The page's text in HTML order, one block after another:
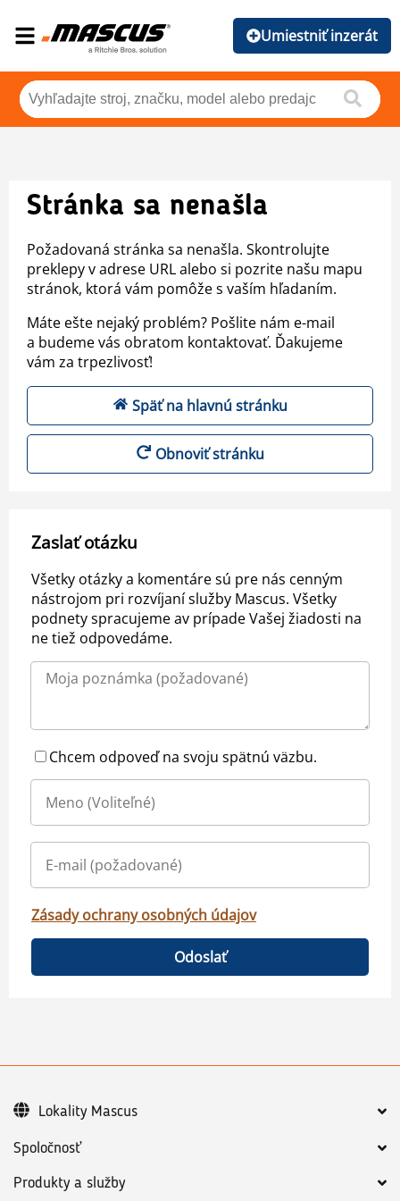
Umiestniť inzerát
Stránka sa nenašla
Požadovaná stránka sa nenašla. Skontrolujte
preklepy v adrese URL alebo si pozrite našu mapu
stránok, ktorá vám pomôže s vaším hľadaním.
Máte ešte nejaký problém? Pošlite nám e-mail
a budeme vás obratom kontaktovať. Ďakujeme
vám za trpezlivosť!
Späť na hlavnú stránku
Obnoviť stránku
Zaslať otázku
Všetky otázky a komentáre sú pre nás cenným
nástrojom pri rozvíjaní služby Mascus. Všetky
podnety spracujeme av prípade Vašej žiadosti na
ne tiež odpovedáme.
Chcem odpoveď na svoju spätnú väzbu.
Zásady ochrany osobných údajov
Odoslať
Spoločnosť
Produkty a služby
Lokality Mascus